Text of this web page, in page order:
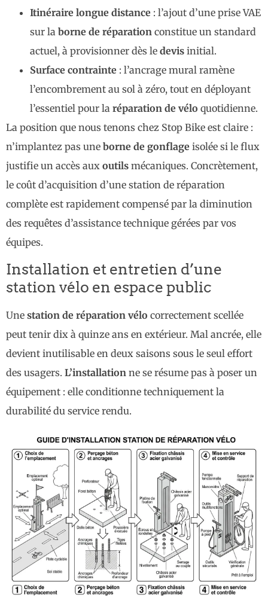
Itinéraire longue distance : l’ajout d’une prise VAE
sur la borne de réparation constitue un standard
actuel, à provisionner dès le devis initial.
Surface contrainte : l’ancrage mural ramène
l’encombrement au sol à zéro, tout en déployant
l’essentiel pour la réparation de vélo quotidienne.
La position que nous tenons chez Stop Bike est claire :
n’implantez pas une borne de gonflage isolée si le flux
justifie un accès aux outils mécaniques. Concrètement,
le coût d’acquisition d’une station de réparation
complète est rapidement compensé par la diminution
des requêtes d’assistance technique gérées par vos
équipes.
Installation et entretien d’une
station vélo en espace public
Une station de réparation vélo correctement scellée
peut tenir dix à quinze ans en extérieur. Mal ancrée, elle
devient inutilisable en deux saisons sous le seul effort
des usagers. L’installation ne se résume pas à poser un
équipement : elle conditionne techniquement la
durabilité du service rendu.